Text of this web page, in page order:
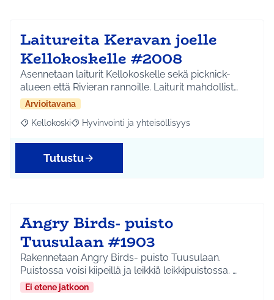
Laitureita Keravan joelle
Kellokoskelle #2008
Asennetaan laiturit Kellokoskelle sekä picknick-
alueen että Rivieran rannoille. Laiturit mahdollist…
Arvioitavana
Rajaa tulokset aihepiirin mukaan: Kellokoski
Kellokoski Rajaa tulokset teeman mukaan: Hyvinvointi ja
Hyvinvointi ja yhteisöllisyys
Tutustu
Angry Birds- puisto
Tuusulaan #1903
Rakennetaan Angry Birds- puisto Tuusulaan.
Puistossa voisi kiipeillä ja leikkiä leikkipuistossa. …
Ei etene jatkoon